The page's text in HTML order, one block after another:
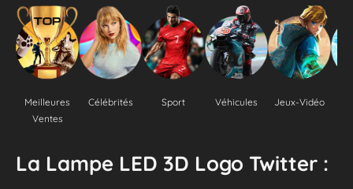
Meilleures
Ventes
Célébrités Sport Véhicules Jeux-Vidéo
La Lampe LED 3D Logo Twitter :